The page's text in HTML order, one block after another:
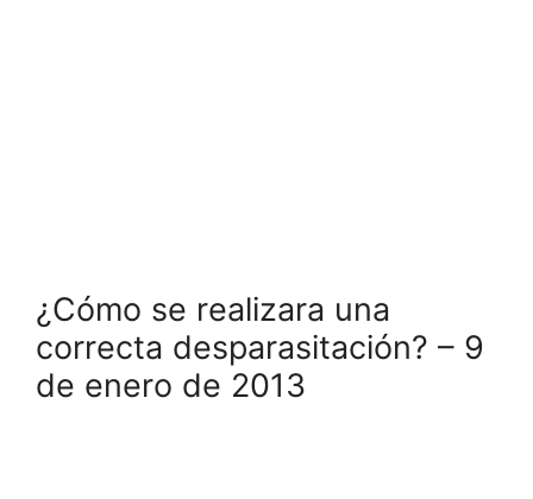
¿Cómo se realizara una
correcta desparasitación? – 9
de enero de 2013